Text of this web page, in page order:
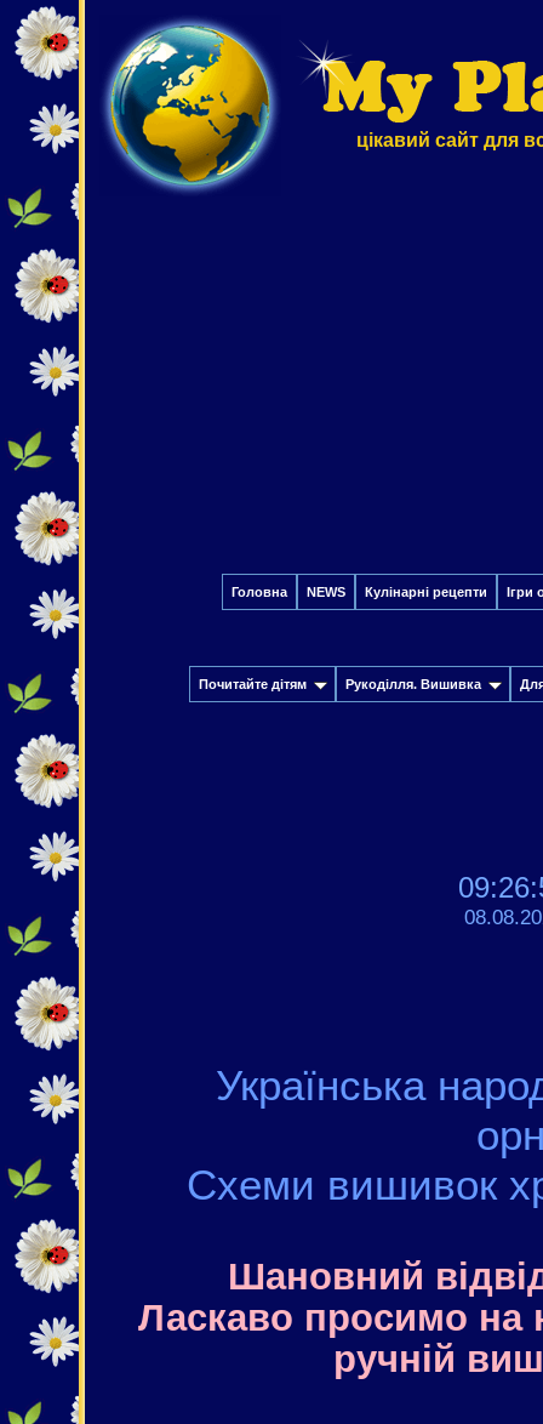
цікавий сайт для
Головна NEWS Кулінарні рецепти Ігри
Почитайте дітям Рукоділля. Вишивка
Українська
Схеми вишивок
Шановний
Ласкаво просимо на
ручній